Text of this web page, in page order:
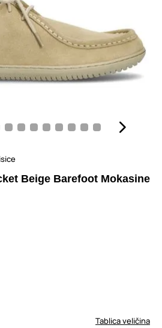
Beige Barefoot Mokasine
Tablica veličina